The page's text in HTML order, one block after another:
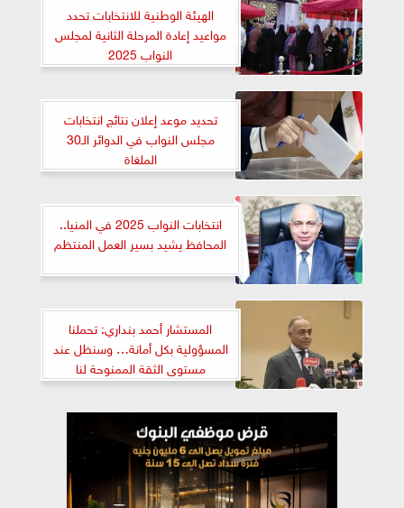
الهيئة الوطنية للانتخابات تحدد
مواعيد إعادة المرحلة الثانية لمجلس
النواب 2025
تحديد موعد إعلان نتائج انتخابات
مجلس النواب في الدوائر الـ30
الملغاة
انتخابات النواب 2025 في المنيا..
المحافظ يشيد بسير العمل المنتظم
المستشار أحمد بنداري: تحملنا
المسؤولية بكل أمانة… وسنظل عند
مستوى الثقة الممنوحة لنا